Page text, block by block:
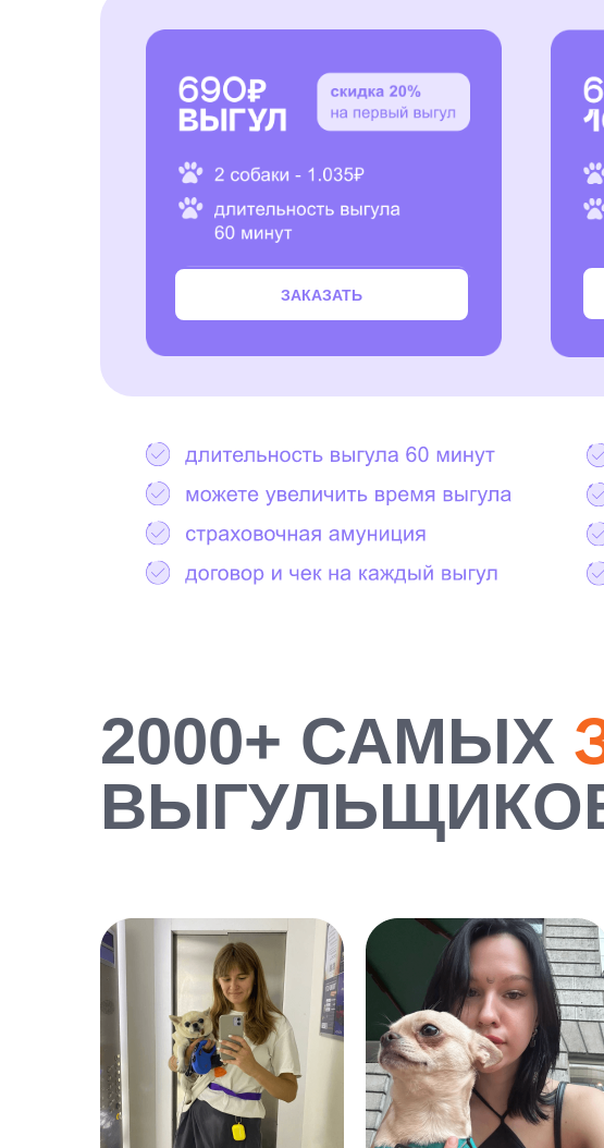
ЗАКАЗАТЬ
2000+ САМЫХ